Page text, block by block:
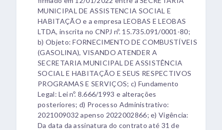
MUNICIPAL DE ASSISTENCIA SOCIAL E
HABITAÇÃO e a empresa LEOBAS E LEOBAS
LTDA, inscrita no CNPJ nº. 15.735.091/0001-80;
b) Objeto: FORNECIMENTO DE COMBUSTÍVEIS
(GASOLINA), VISANDO ATENDER A
SECRETARIA MUNICIPAL DE ASSISTÊNCIA
SOCIAL E HABITAÇÃO E SEUS RESPECTIVOS
PROGRAMAS E SERVIÇOS; c) Fundamento
Legal: Lei nº. 8.666/1993 e alterações
posteriores; d) Processo Administrativo:
2021009032 apenso 2022002866; e) Vigência:
Da data da assinatura do contrato até 31 de